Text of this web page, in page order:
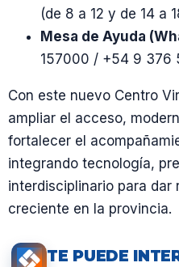
(de 8 a 12 y de 14 a
Mesa de Ayuda
157000 / +54 9 376
Con este nuevo Centro
ampliar el acceso,
fortalecer el
integrando tecnología,
interdisciplinario para dar
creciente en la provincia.
TE PUEDE